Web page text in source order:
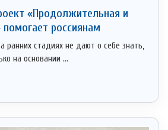
«Продолжительная и
россиянам
ранних стадиях не дают о себе знать,
на основании ...